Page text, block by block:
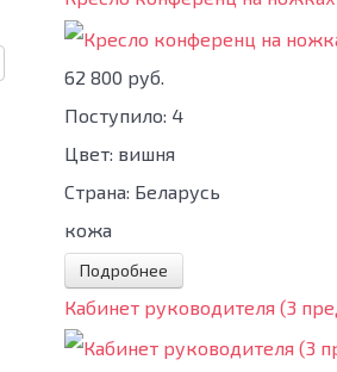
62 800 руб.
Поступило: 4
Цвет: вишня
Страна: Беларусь
кожа
Подробнее
Кабинет руководителя (3